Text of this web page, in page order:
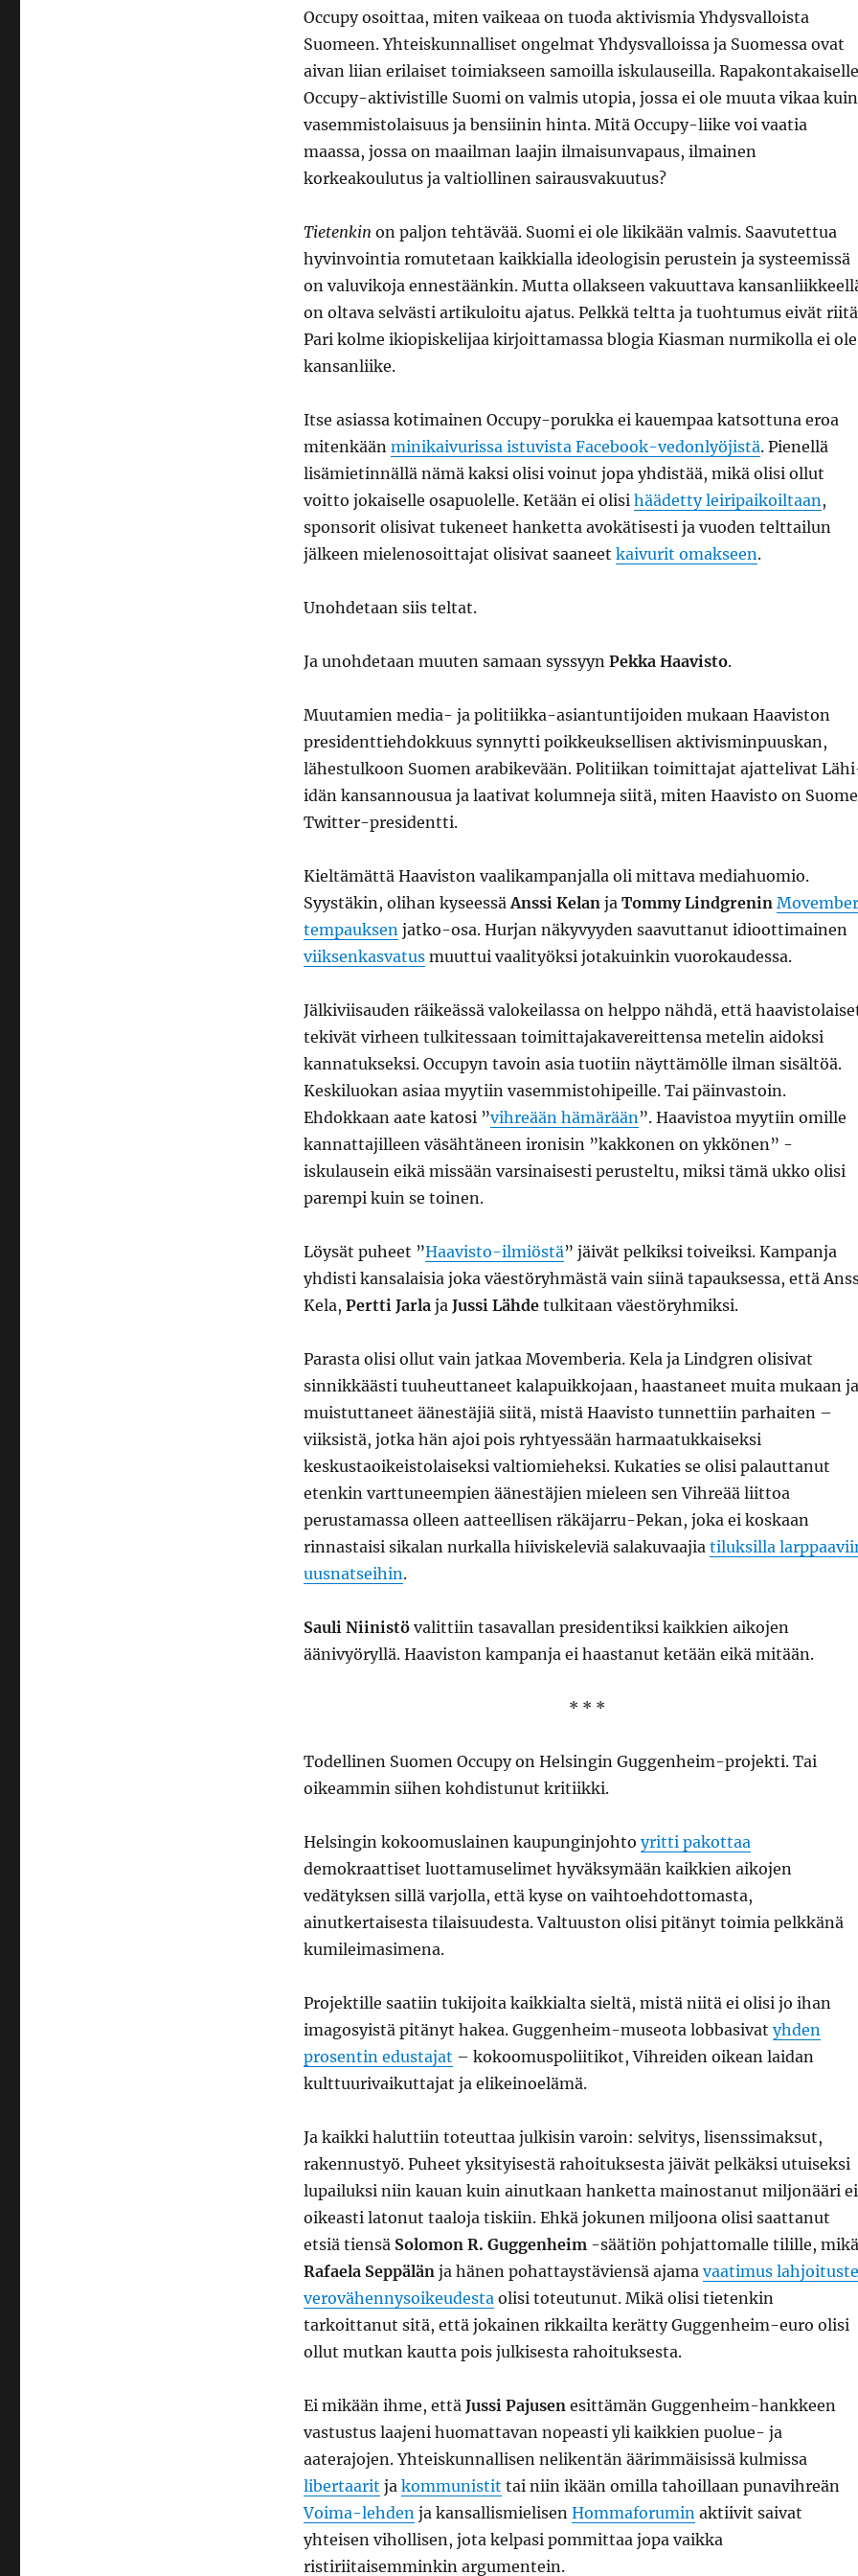
Occupy osoittaa, miten vaikeaa on tuoda aktivismia Yhdysvalloista
Suomeen. Yhteiskunnalliset ongelmat Yhdysvalloissa ja Suomessa ovat
aivan liian erilaiset toimiakseen samoilla iskulauseilla. Rapakontakaiselle
Occupy-aktivistille Suomi on valmis utopia, jossa ei ole muuta vikaa kuin
vasemmistolaisuus ja bensiinin hinta. Mitä Occupy-liike voi vaatia
maassa, jossa on maailman laajin ilmaisunvapaus, ilmainen
korkeakoulutus ja valtiollinen sairausvakuutus?
Tietenkin on paljon tehtävää. Suomi ei ole likikään valmis. Saavutettua
hyvinvointia romutetaan kaikkialla ideologisin perustein ja systeemissä
on valuvikoja ennestäänkin. Mutta ollakseen vakuuttava
on oltava selvästi artikuloitu ajatus. Pelkkä teltta ja tuohtumus eivät
Pari kolme ikiopiskelijaa kirjoittamassa blogia Kiasman nurmikolla ei ole
kansanliike.
Itse asiassa kotimainen Occupy-porukka ei kauempaa katsottuna eroa
mitenkään minikaivurissa istuvista Facebook-vedonlyöjistä. Pienellä
lisämietinnällä nämä kaksi olisi voinut jopa yhdistää, mikä olisi ollut
voitto jokaiselle osapuolelle. Ketään ei olisi häädetty leiripaikoiltaan,
sponsorit olisivat tukeneet hanketta avokätisesti ja vuoden telttailun
jälkeen mielenosoittajat olisivat saaneet kaivurit omakseen.
Unohdetaan siis teltat.
Ja unohdetaan muuten samaan syssyyn Pekka Haavisto.
Muutamien media- ja politiikka-asiantuntijoiden mukaan Haaviston
presidenttiehdokkuus synnytti poikkeuksellisen aktivisminpuuskan,
lähestulkoon Suomen arabikevään. Politiikan toimittajat ajattelivat
idän kansannousua ja laativat kolumneja siitä, miten Haavisto on
Twitter-presidentti.
Kieltämättä Haaviston vaalikampanjalla oli mittava mediahuomio.
Syystäkin, olihan kyseessäAnssi Kelanja Tommy Lindgrenin
tempauksenjatko-osa. Hurjan näkyvyyden saavuttanut idioottimainen
viiksenkasvatusmuuttui vaalityöksi jotakuinkin vuorokaudessa.
Jälkiviisauden räikeässä valokeilassa on helppo nähdä, että
tekivät virheen tulkitessaan toimittajakavereittensa metelin aidoksi
kannatukseksi. Occupyn tavoin asia tuotiin näyttämölle ilman sisältöä.
Keskiluokan asiaa myytiin vasemmistohipeille. Tai päinvastoin.
Ehdokkaan aate katosi ”vihreään hämärään”. Haavistoa myytiin omille
kannattajilleen väsähtäneen ironisin ”kakkonen on ykkönen” -
iskulausein eikä missään varsinaisesti perusteltu, miksi tämä ukko olisi
parempi kuin se toinen.
Löysät puheet ”Haavisto-ilmiöstä” jäivät pelkiksi toiveiksi. Kampanja
yhdisti kansalaisia joka väestöryhmästä vain siinä tapauksessa, että
Kela, Pertti Jarlaja Jussi Lähdetulkitaan väestöryhmiksi.
Parasta olisi ollut vain jatkaa Movemberia. Kela ja Lindgren olisivat
sinnikkäästi tuuheuttaneet kalapuikkojaan, haastaneet muita mukaan ja
muistuttaneet äänestäjiä siitä, mistä Haavisto tunnettiin parhaiten –
viiksistä, jotka hän ajoi pois ryhtyessään harmaatukkaiseksi
keskustaoikeistolaiseksi valtiomieheksi. Kukaties se olisi palauttanut
etenkin varttuneempien äänestäjien mieleen sen Vihreää liittoa
perustamassa olleen aatteellisen räkäjarru-Pekan, joka ei koskaan
rinnastaisi sikalan nurkalla hiiviskeleviä salakuvaajia tiluksilla
uusnatseihin.
Sauli Niinistövalittiin tasavallan presidentiksi kaikkien aikojen
äänivyöryllä. Haaviston kampanja ei haastanut ketään eikä mitään.
* * *
Todellinen Suomen Occupy on Helsingin Guggenheim-projekti. Tai
oikeammin siihen kohdistunut kritiikki.
Helsingin kokoomuslainen kaupunginjohto yritti pakottaa
demokraattiset luottamuselimet hyväksymään kaikkien aikojen
vedätyksen sillä varjolla, että kyse on vaihtoehdottomasta,
ainutkertaisesta tilaisuudesta. Valtuuston olisi pitänyt toimia pelkkänä
kumileimasimena.
Projektille saatiin tukijoita kaikkialta sieltä, mistä niitä ei olisi jo ihan
imagosyistä pitänyt hakea. Guggenheim-museota lobbasivat yhden
prosentin edustajat – kokoomuspoliitikot, Vihreiden oikean laidan
kulttuurivaikuttajat ja elikeinoelämä.
Ja kaikki haluttiin toteuttaa julkisin varoin: selvitys, lisenssimaksut,
rakennustyö. Puheet yksityisestä rahoituksesta jäivät pelkäksi utuiseksi
lupailuksi niin kauan kuin ainutkaan hanketta mainostanut miljonääri ei
oikeasti latonut taaloja tiskiin. Ehkä jokunen miljoona olisi saattanut
etsiä tiensä Solomon R. Guggenheim-säätiön pohjattomalle tilille,
Rafaela Seppälänja hänen pohattaystäviensä ajama vaatimus
verovähennysoikeudestaolisi toteutunut. Mikä olisi tietenkin
tarkoittanut sitä, että jokainen rikkailta kerätty Guggenheim-euro olisi
ollut mutkan kautta pois julkisesta rahoituksesta.
Ei mikään ihme, että Jussi Pajusenesittämän Guggenheim-hankkeen
vastustus laajeni huomattavan nopeasti yli kaikkien puolue- ja
aaterajojen. Yhteiskunnallisen nelikentän äärimmäisissä kulmissa
libertaarit ja kommunistit tai niin ikään omilla tahoillaan punavihreän
Voima-lehdenja kansallismielisen Hommaforuminaktiivit saivat
yhteisen vihollisen, jota kelpasi pommittaa jopa vaikka
ristiriitaisemminkin argumentein.